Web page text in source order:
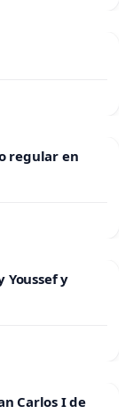
regular en
Youssef y
Carlos I de